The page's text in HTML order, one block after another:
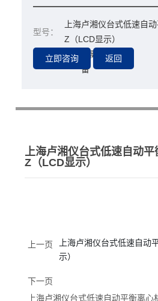
型号：
上海卢湘仪台式低速自
Z（LCD显示）
所属分类：
分离l萃取设
备
上海卢湘仪台式低速自动
Z（LCD显示）
上一页
上海卢湘仪台式低速自动
示）
下一页
上海卢湘仪台式低速自动平衡离心